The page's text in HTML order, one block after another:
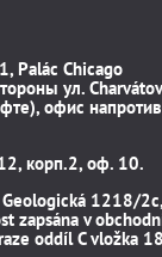
Palác Chicago
ул.
офис
корп.2, оф. 10.
Geologická 1218/
zapsána v
oddíl C vložka